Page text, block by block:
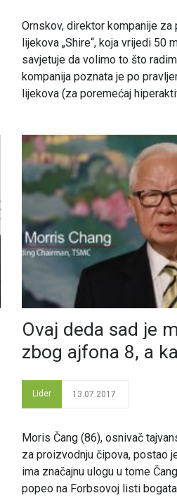
Ornskov, direktor kompanije za
lijekova „Shire“, koja vrijedi 50
savjetuje da volimo to što
kompanija poznata je po
lijekova (za poremećaj
Ovaj deda sad je
zbog ajfona 8, a
Lider 13.07.2017.
Moris Čang (86), osnivač
za proizvodnju čipova, postao
ima značajnu ulogu u tome
popeo na Forbsovoj listi